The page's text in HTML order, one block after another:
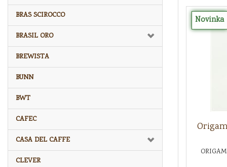
BRAS SCIROCCO
BRASIL ORO
BREWISTA
BUNN
BWT
CAFEC
CASA DEL CAFFE
CLEVER
Novinka